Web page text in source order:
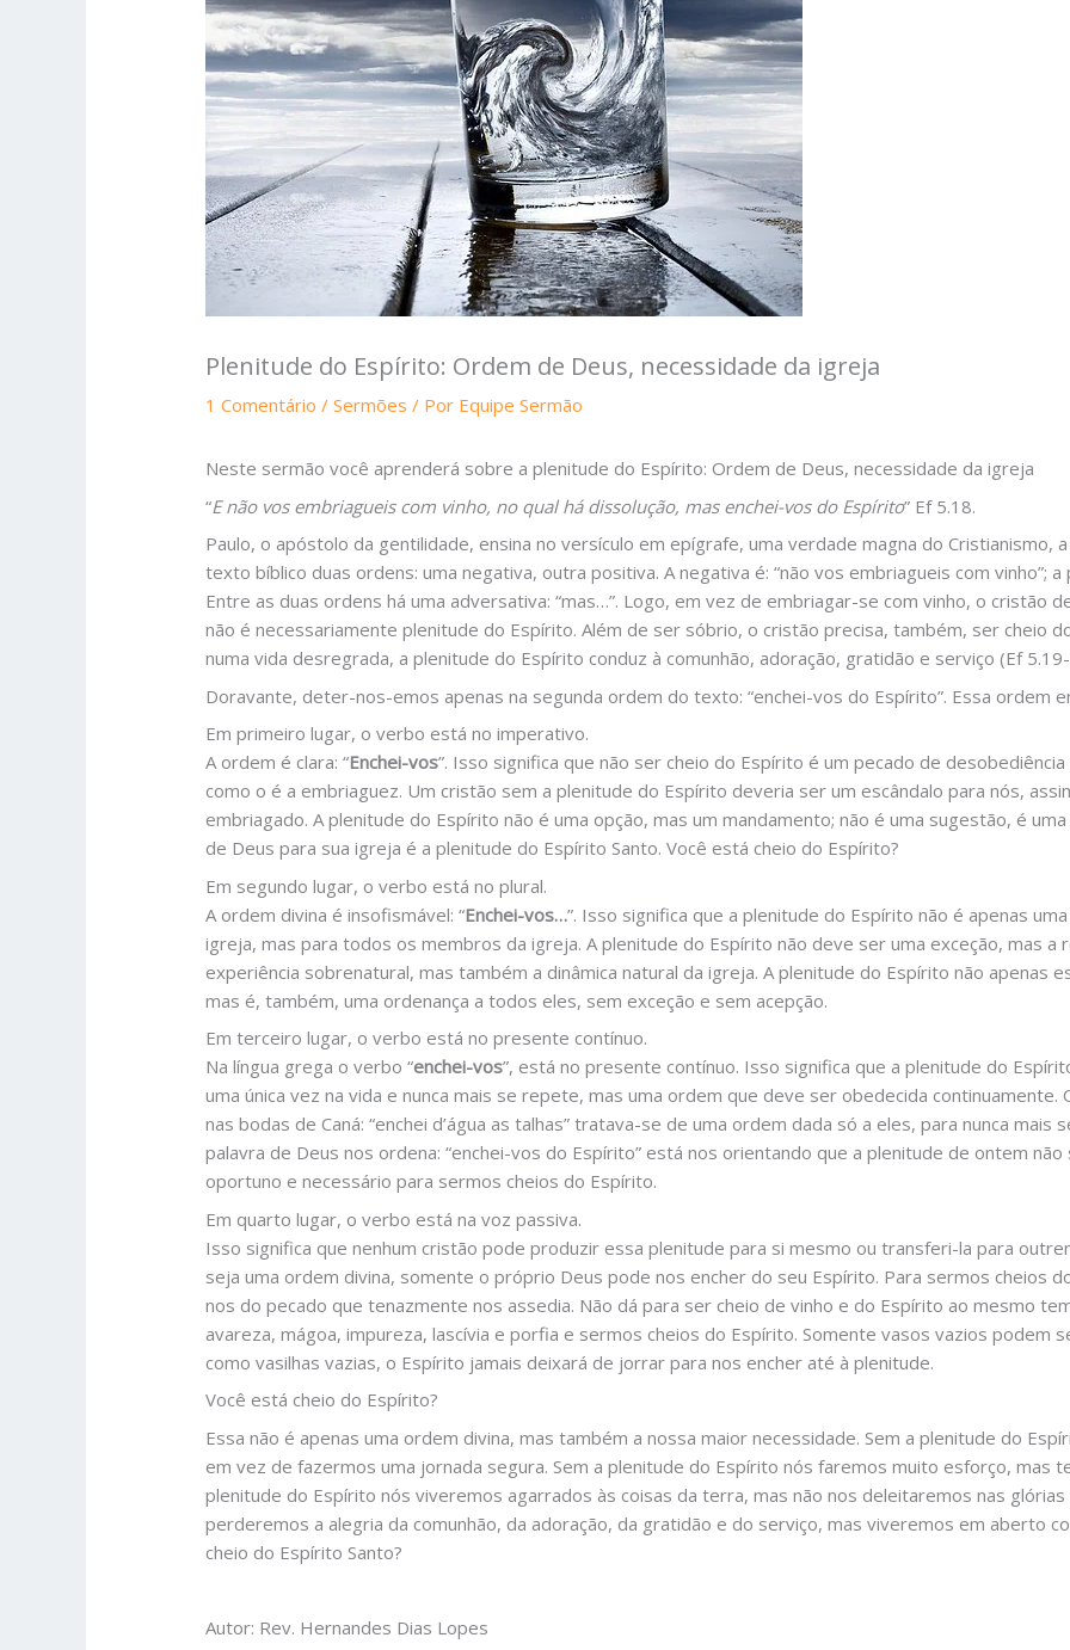
Plenitude do Espírito: Ordem de Deus, necessidade da igreja
1 Comentário /Sermões / Por Equipe Sermão
Neste sermão você aprenderá sobre a plenitude do Espírito: Ordem de Deus, necessidade da igreja
“E não vos embriagueis com vinho, no qual há dissolução, mas enchei-vos do Espírito” Ef 5.18.
​Paulo, o apóstolo da gentilidade, ensina no versículo em epígrafe, uma verdade magna do Cristianismo,
texto bíblico duas ordens: uma negativa, outra positiva. A negativa é: “não vos embriagueis com vinho”; a
Entre as duas ordens há uma adversativa: “mas…”. Logo, em vez de embriagar-se com vinho, o cristão
não é necessariamente plenitude do Espírito. Além de ser sóbrio, o cristão precisa, também, ser cheio
numa vida desregrada, a plenitude do Espírito conduz à comunhão, adoração, gratidão e serviço (Ef
​Doravante, deter-nos-emos apenas na segunda ordem do texto: “enchei-vos do Espírito”. Essa ordem
​Em primeiro lugar, o verbo está no imperativo.
A ordem é clara: “Enchei-vos”. Isso significa que não ser cheio do Espírito é um pecado de
como o é a embriaguez. Um cristão sem a plenitude do Espírito deveria ser um escândalo para nós,
embriagado. A plenitude do Espírito não é uma opção, mas um mandamento; não é uma sugestão, é
de Deus para sua igreja é a plenitude do Espírito Santo. Você está cheio do Espírito?
​Em segundo lugar, o verbo está no plural.
A ordem divina é insofismável: “Enchei-vos…”. Isso significa que a plenitude do Espírito não é apenas
igreja, mas para todos os membros da igreja. A plenitude do Espírito não deve ser uma exceção, mas a
experiência sobrenatural, mas também a dinâmica natural da igreja. A plenitude do Espírito não apenas
mas é, também, uma ordenança a todos eles, sem exceção e sem acepção.
​Em terceiro lugar, o verbo está no presente contínuo.
Na língua grega o verbo “enchei-vos”, está no presente contínuo. Isso significa que a plenitude do
uma única vez na vida e nunca mais se repete, mas uma ordem que deve ser obedecida continuamente.
nas bodas de Caná: “enchei d’água as talhas” tratava-se de uma ordem dada só a eles, para nunca
palavra de Deus nos ordena: “enchei-vos do Espírito” está nos orientando que a plenitude de ontem
oportuno e necessário para sermos cheios do Espírito.
​Em quarto lugar, o verbo está na voz passiva.
Isso significa que nenhum cristão pode produzir essa plenitude para si mesmo ou transferi-la para
seja uma ordem divina, somente o próprio Deus pode nos encher do seu Espírito. Para sermos cheios
nos do pecado que tenazmente nos assedia. Não dá para ser cheio de vinho e do Espírito ao mesmo
avareza, mágoa, impureza, lascívia e porfia e sermos cheios do Espírito. Somente vasos vazios podem
como vasilhas vazias, o Espírito jamais deixará de jorrar para nos encher até à plenitude.
​Você está cheio do Espírito?
Essa não é apenas uma ordem divina, mas também a nossa maior necessidade. Sem a plenitude do
em vez de fazermos uma jornada segura. Sem a plenitude do Espírito nós faremos muito esforço, mas
plenitude do Espírito nós viveremos agarrados às coisas da terra, mas não nos deleitaremos nas
perderemos a alegria da comunhão, da adoração, da gratidão e do serviço, mas viveremos em aberto
cheio do Espírito Santo?
Autor: Rev. Hernandes Dias Lopes